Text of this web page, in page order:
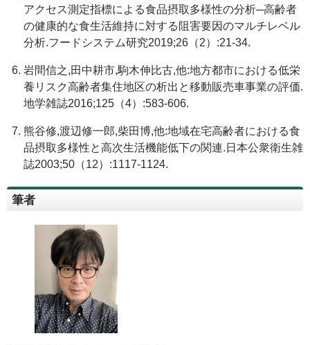
アクセス測定指標による食品摂取多様性の分析─高齢者
の健康的な食生活維持に対する阻害要因のマルチレベル
分析.フードシステム研究2019;26（2）:21-34.
岩間信之,田中耕市,駒木伸比古,他:地方都市における低栄
養リスク高齢者集住地区の析出と移動販売車事業の評価.
地学雑誌2016;125（4）:583-606.
熊谷修,渡辺修一郎,柴田博,他:地域在宅高齢者における食
品摂取多様性と高次生活機能低下の関連.日本公衆衛生雑
誌2003;50（12）:1117-1124.
筆者